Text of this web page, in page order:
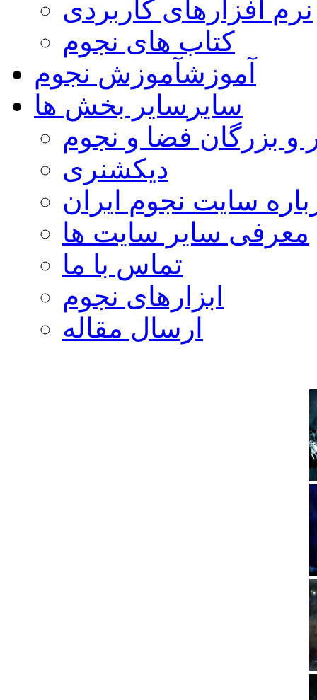
نرم افزارهای کاربردی
کتاب های نجوم
آموزشآموزش نجوم
سایر سایر بخش ها
و بزرگان فضا و نجوم
دیکشنری
سایت نجوم ایران
معرفی سایر سایت ها
تماس با ما
ابزارهای نجوم
ارسال مقاله